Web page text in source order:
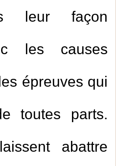
leur façon
les causes
épreuves qui
toutes parts.
abattre